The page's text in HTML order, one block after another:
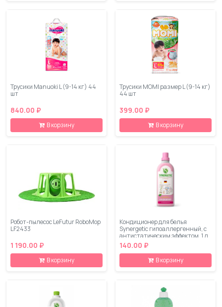
Трусики Manuoki L (9-14 кг) 44
шт
840.00 ₽
В корзину
Трусики MOMI размер L (9-14 кг)
44 шт
399.00 ₽
В корзину
Робот-пылесос LeFutur RoboMop
LF2433
1 190.00 ₽
В корзину
Кондиционер для белья
Synergetic гипоаллергенный, с
антистатическим эффектом, 1 л
140.00 ₽
В корзину